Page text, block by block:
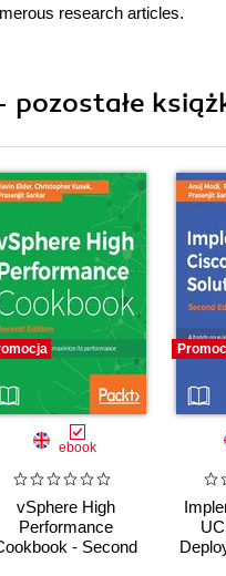
research articles.
pozostałe
ebook
vSphere High
Performance
- Second